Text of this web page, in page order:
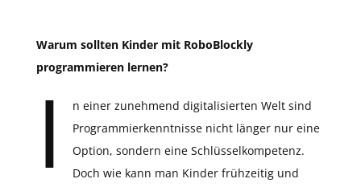
Warum sollten Kinder mit RoboBlockly
programmieren lernen?
I
n einer zunehmend digitalisierten Welt sind
Programmierkenntnisse nicht länger nur eine
Option, sondern eine Schlüsselkompetenz.
Doch wie kann man Kinder frühzeitig und